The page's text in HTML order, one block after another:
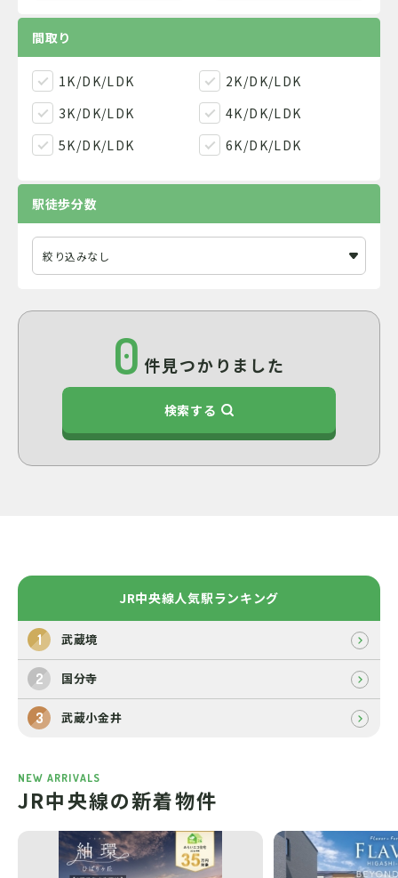
間取り
1K/DK/LDK
2K/DK/LDK
3K/DK/LDK
4K/DK/LDK
5K/DK/LDK
6K/DK/LDK
駅徒歩分数
0 件見つかりました
検索する
JR中央線人気駅ランキング
武蔵境
国分寺
武蔵小金井
NEW ARRIVALS
JR中央線の新着物件